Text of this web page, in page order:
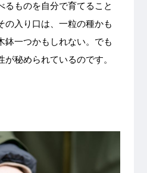
るものを自分で育てること
の入り口は、一粒の種かも
鉢一つかもしれない。でも
秘められているのです。